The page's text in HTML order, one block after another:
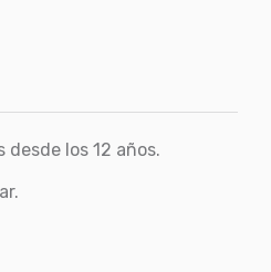
los 12 años.